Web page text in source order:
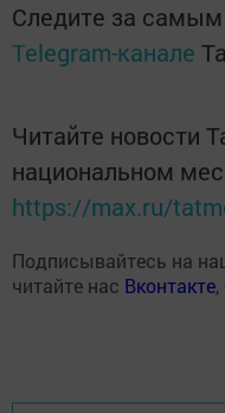
Следите за
Telegram-канале
Читайте новости
национальном
https://max.ru/
Подписывайтесь на
читайте нас Вконтакте,